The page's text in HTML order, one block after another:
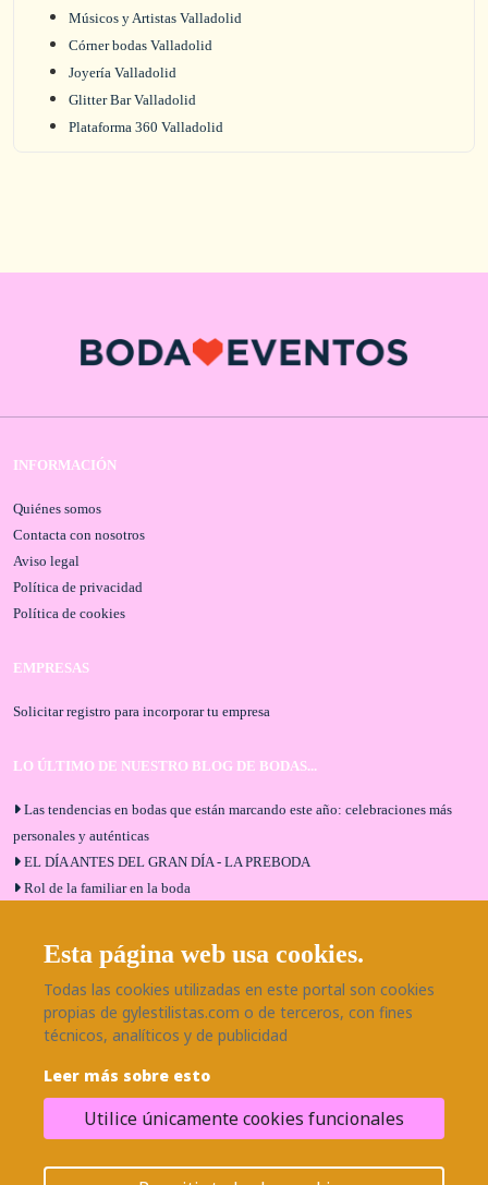
Músicos y Artistas Valladolid
Córner bodas Valladolid
Joyería Valladolid
Glitter Bar Valladolid
Plataforma 360 Valladolid
INFORMACIÓN
Quiénes somos
Contacta con nosotros
Aviso legal
Política de privacidad
Política de cookies
EMPRESAS
Solicitar registro para incorporar tu empresa
LO ÚLTIMO DE NUESTRO BLOG DE BODAS...
Las tendencias en bodas que están marcando este año: celebraciones más
personales y auténticas
EL DÍA ANTES DEL GRAN DÍA - LA PREBODA
Rol de la familiar en la boda
Bodas en Alhaurín de la Torre: entrevista exclusiva con Bodaeventos
Málaga
¿Cómo será tu boda?
Blog de bodas
SÍGUENOS EN NUESTRAS REDES
© 2026 Grupo BodaEventos | Todos los derechos reservados.
Esta página web usa cookies.
Todas las cookies utilizadas en este portal son cookies
propias de gylestilistas.com o de terceros, con fines
técnicos, analíticos y de publicidad
Leer más sobre esto
Utilice únicamente cookies funcionales